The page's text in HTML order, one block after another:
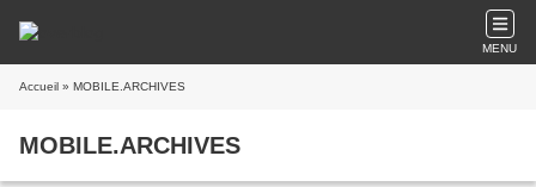
MENU
Accueil » MOBILE.ARCHIVES
MOBILE.ARCHIVES